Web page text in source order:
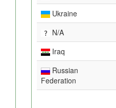
Ukraine
N/A
Iraq
Russian
Federation